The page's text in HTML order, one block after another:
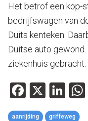
Het betrof een kop-
bedrijfswagen van
Duits kenteken.
Duitse auto
ziekenhuis gebracht.
X
aanrijding griffeweg